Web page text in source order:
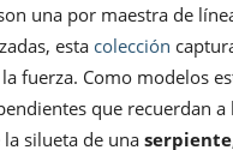
una por maestra de
esta colección
fuerza. Como modelos
que recuerdan a
silueta de una